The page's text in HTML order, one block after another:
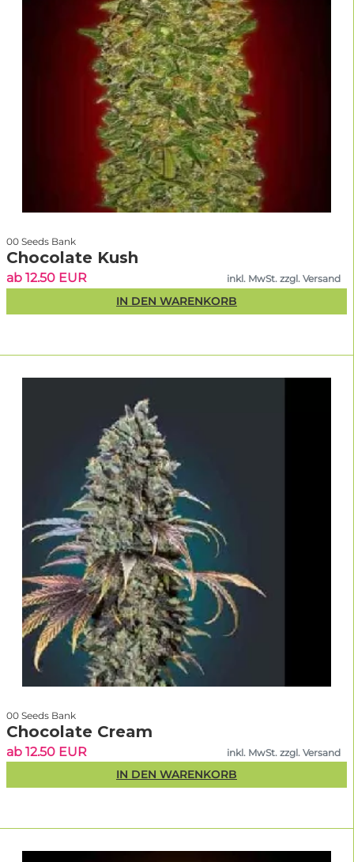
00 Seeds Bank
Chocolate Kush
ab 12.50 EUR inkl. MwSt. zzgl. Versand
IN DEN WARENKORB
00 Seeds Bank
Chocolate Cream
ab 12.50 EUR inkl. MwSt. zzgl. Versand
IN DEN WARENKORB